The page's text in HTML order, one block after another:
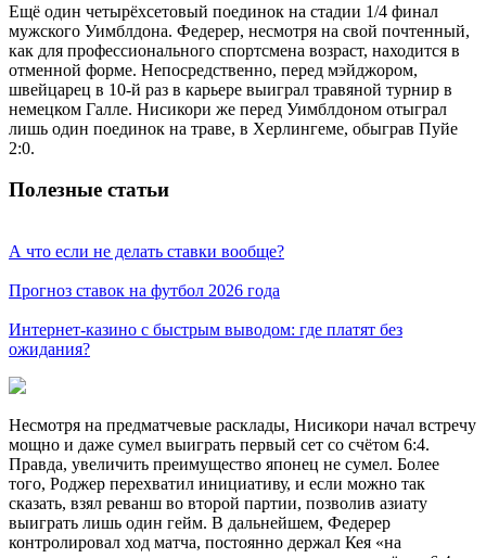
Ещё один четырёхсетовый поединок на стадии 1/4 финал
мужского Уимблдона. Федерер, несмотря на свой почтенный,
как для профессионального спортсмена возраст, находится в
отменной форме. Непосредственно, перед мэйджором,
швейцарец в 10-й раз в карьере выиграл травяной турнир в
немецком Галле. Нисикори же перед Уимблдоном отыграл
лишь один поединок на траве, в Херлингеме, обыграв Пуйе
2:0.
Полезные статьи
А что если не делать ставки вообще?
Прогноз ставок на футбол 2026 года
Интернет-казино с быстрым выводом: где платят без
ожидания?
Несмотря на предматчевые расклады, Нисикори начал встречу
мощно и даже сумел выиграть первый сет со счётом 6:4.
Правда, увеличить преимущество японец не сумел. Более
того, Роджер перехватил инициативу, и если можно так
сказать, взял реванш во второй партии, позволив азиату
выиграть лишь один гейм. В дальнейшем, Федерер
контролировал ход матча, постоянно держал Кея «на